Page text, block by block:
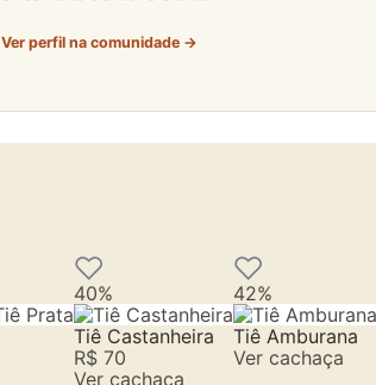
Ver perfil na comunidade →
40%
Tiê Castanheira
R$ 70
Ver cachaça
42%
Tiê Amburana
Ver cachaça